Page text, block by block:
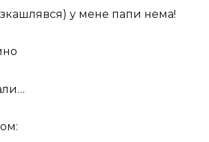
у мене папи нема!